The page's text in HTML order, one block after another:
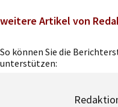
weitere Artikel von
So können Sie die
unterstützen: